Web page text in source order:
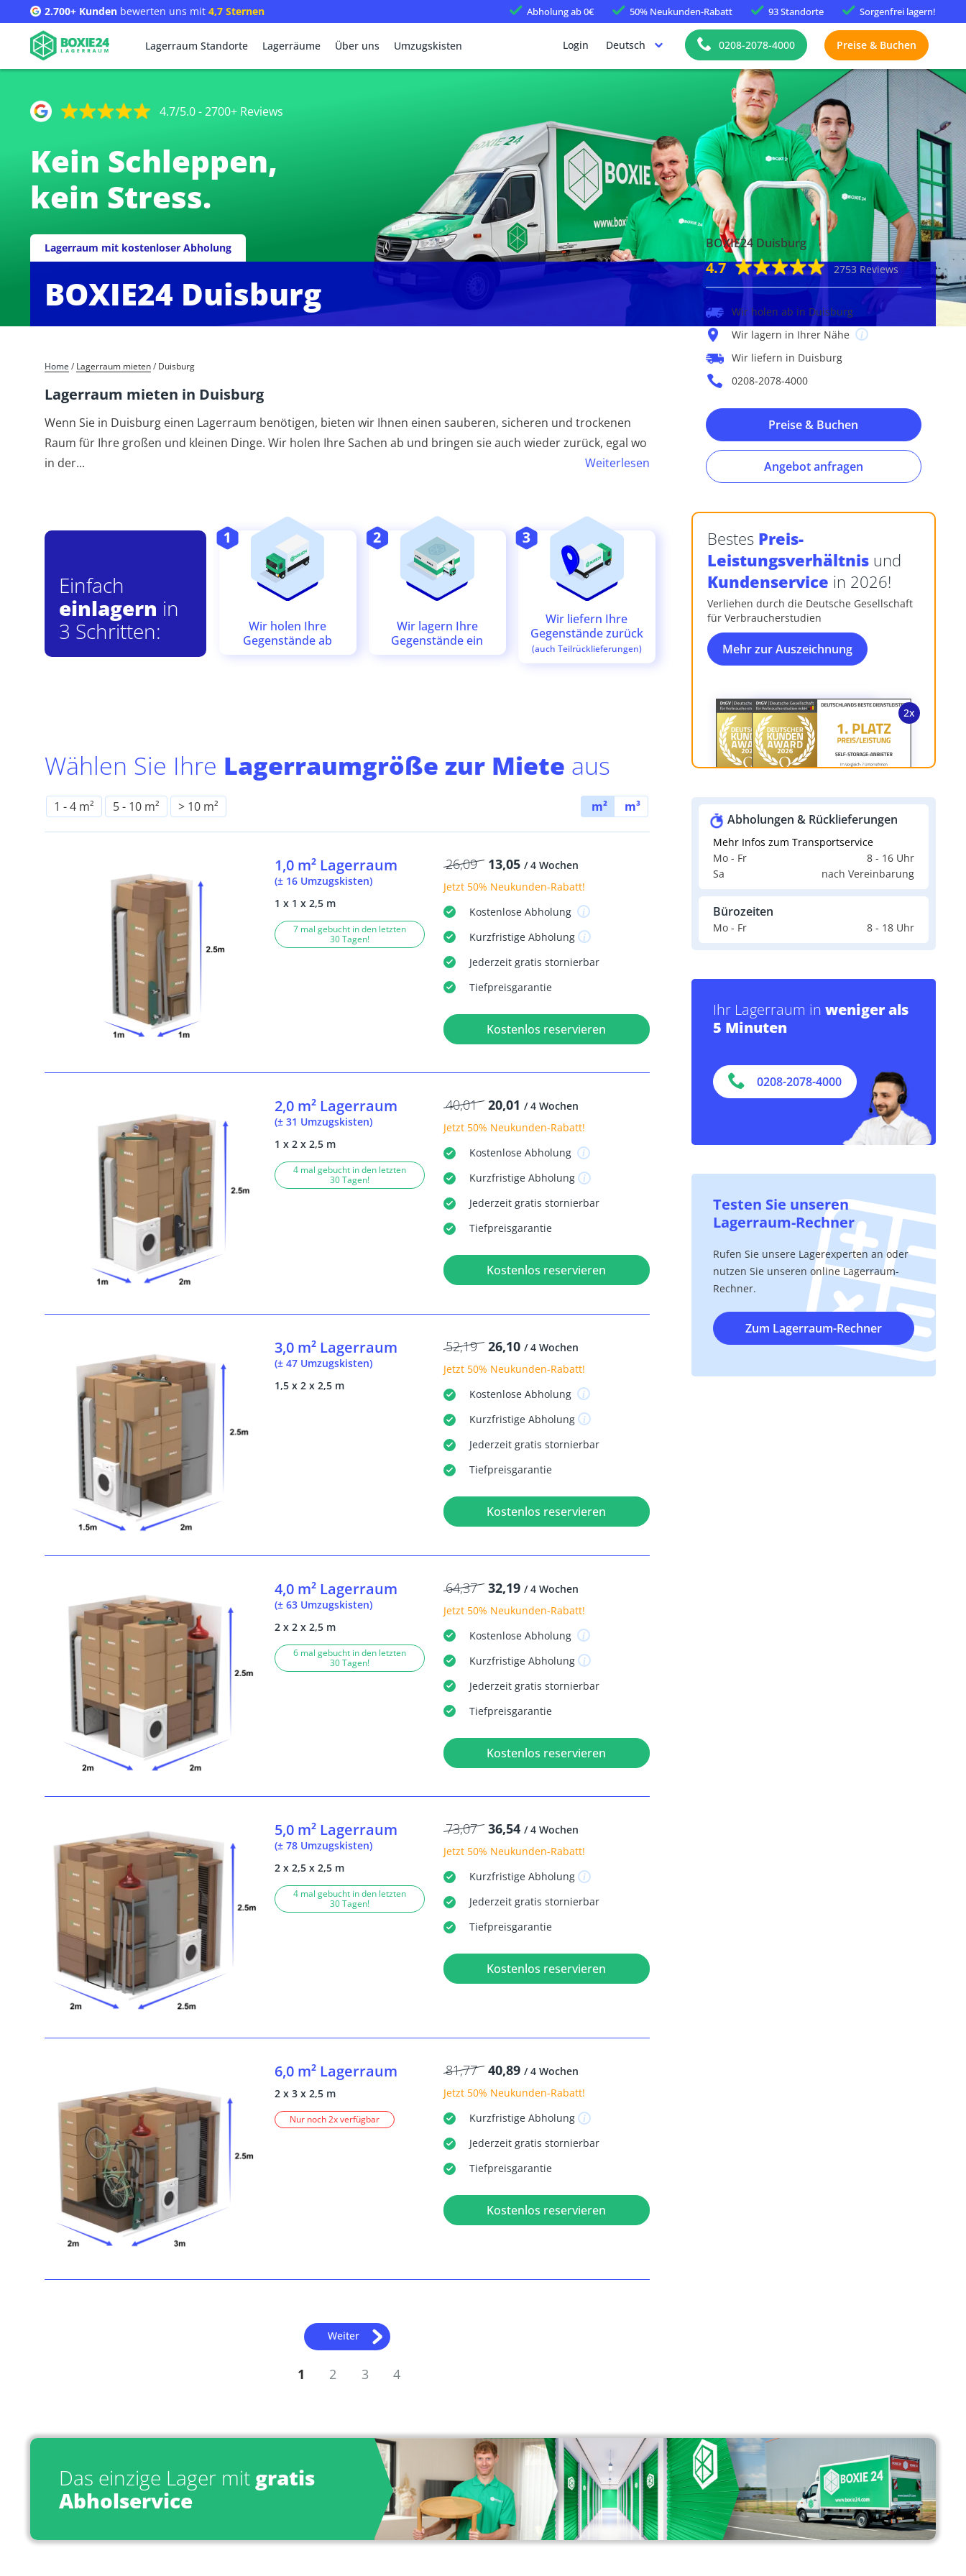
2.700+ Kunden bewerten uns mit 4,7 Sternen Abholungab 0€ 50% Neukunden-Rabatt 93 Standorte Sorgenfrei lagern!
Lagerraum Standorte Lagerräume Über uns Umzugskisten Login Deutsch 0208-2078-4000 Preise & Buchen
4.7/5.0 - 2700+ Reviews
Kein Schleppen,
kein Stress.
Lagerraum mit kostenloser Abholung
BOXIE24 Duisburg
Home / Lagerraum mieten/ Duisburg
Lagerraum mieten in Duisburg
Wenn Sie in Duisburg einen Lagerraum benötigen, bieten wir Ihnen einen sauberen, sicheren und trockenen
Raum für Ihre großen und kleinen Dinge. Wir holen Ihre Sachen ab und bringen sie auch wieder zurück, egal wo
in der... Weiterlesen
Einfach
einlagern in
3 Schritten:
Wir holen Ihre
Gegenstände ab
Wir lagern Ihre
Gegenstände ein
Wir liefern Ihre
Gegenstände zurück
(auch Teilrücklieferungen)
BOXIE24 Duisburg
4.7 2753 Reviews
Wir holen ab in Duisburg
Wir lagern in Ihrer Nähe
Wir liefern in Duisburg
0208-2078-4000
Preise & Buchen
Angebot anfragen
Bestes Preis-
Leistungsverhältnisund
Kundenservice in 2026!
Verliehen durch die Deutsche Gesellschaft
für Verbraucherstudien
Mehr zur Auszeichnung
Abholungen & Rücklieferungen
Mehr Infos zum Transportservice
Mo - Fr
8 - 16 Uhr
Sa
nach Vereinbarung
Bürozeiten
Mo - Fr 8 - 18 Uhr
Ihr Lagerraum in weniger als
5 Minuten
0208-2078-4000
Testen Sie unseren
Lagerraum-Rechner
Rufen Sie unsere Lagerexperten an oder
nutzen Sie unseren online Lagerraum-
Rechner.
Zum Lagerraum-Rechner
Wählen Sie Ihre Lagerraumgröße zur Miete aus
1 -4 m² 5- 10 m² > 10 m² m² m³
1,0 m² Lagerraum
(± 16 Umzugskisten)
1 x 1 x 2,5 m
7 mal gebucht in den letzten
30 Tagen!
26,09 13,05 / 4 Wochen
Jetzt 50% Neukunden-Rabatt!
KostenloseAbholung
KurzfristigeAbholung
Jederzeit gratis stornierbar
Tiefpreisgarantie
Kostenlos reservieren
2,0 m² Lagerraum
(± 31 Umzugskisten)
1 x 2 x 2,5 m
4 mal gebucht in den letzten
30 Tagen!
40,01 20,01 / 4 Wochen
Jetzt 50% Neukunden-Rabatt!
KostenloseAbholung
KurzfristigeAbholung
Jederzeit gratis stornierbar
Tiefpreisgarantie
Kostenlos reservieren
3,0 m² Lagerraum
(± 47 Umzugskisten)
1,5 x 2 x 2,5 m
52,19 26,10 / 4 Wochen
Jetzt 50% Neukunden-Rabatt!
KostenloseAbholung
KurzfristigeAbholung
Jederzeit gratis stornierbar
Tiefpreisgarantie
Kostenlos reservieren
4,0 m² Lagerraum
(± 63 Umzugskisten)
2 x 2 x 2,5 m
6 mal gebucht in den letzten
30 Tagen!
64,37 32,19 / 4 Wochen
Jetzt 50% Neukunden-Rabatt!
KostenloseAbholung
KurzfristigeAbholung
Jederzeit gratis stornierbar
Tiefpreisgarantie
Kostenlos reservieren
5,0 m² Lagerraum
(± 78 Umzugskisten)
2 x 2,5 x 2,5 m
4 mal gebucht in den letzten
30 Tagen!
73,07 36,54 / 4 Wochen
Jetzt 50% Neukunden-Rabatt!
KurzfristigeAbholung
Jederzeit gratis stornierbar
Tiefpreisgarantie
Kostenlos reservieren
6,0 m² Lagerraum
2 x 3 x 2,5 m
Nur noch 2x verfügbar
81,77 40,89 / 4 Wochen
Jetzt 50% Neukunden-Rabatt!
KurzfristigeAbholung
Jederzeit gratis stornierbar
Tiefpreisgarantie
Kostenlos reservieren
Weiter
1 2 3 4
Das einzige Lager mit gratis
Abholservice